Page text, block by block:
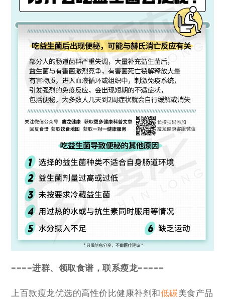
====进群、领取食谱，联系瘦龙=====
上百款瘦龙优选的高性价比健康补剂和低碳美食产品